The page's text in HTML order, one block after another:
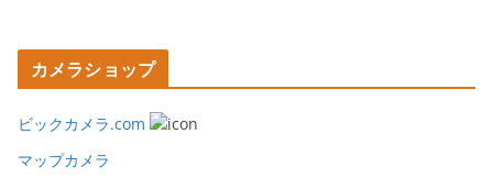
カメラショップ
ビックカメラ.com
マップカメラ